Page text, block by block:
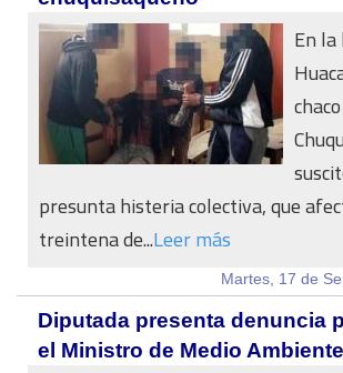
En
presunta histeria colectiva, que
treintena de...Leer más
Martes, 17 de
Diputada presenta denuncia
el Ministro de Medio Ambiente